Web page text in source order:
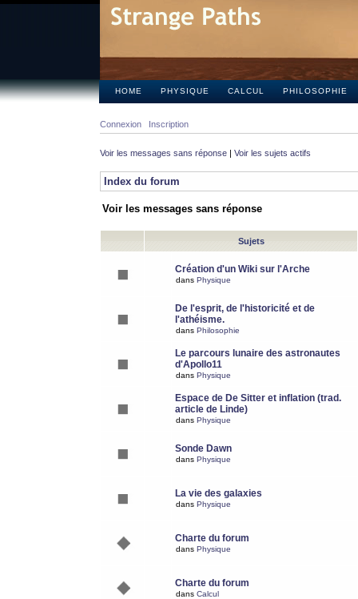
HOME PHYSIQUE CALCUL PHILOSOPHIE
Connexion Inscription
Voir les messages sans réponse | Voir les sujets actifs
Index du forum
Voir les messages sans réponse
Sujets
Création d'un Wiki sur l'Arche
dans Physique
De l'esprit, de l'historicité et de
l'athéisme.
dans Philosophie
Le parcours lunaire des astronautes
d'Apollo11
dans Physique
Espace de De Sitter et inflation (trad.
article de Linde)
dans Physique
Sonde Dawn
dans Physique
La vie des galaxies
dans Physique
Charte du forum
dans Physique
Charte du forum
dans Calcul